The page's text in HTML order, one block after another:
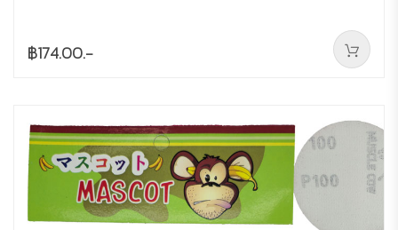
฿174.00.-